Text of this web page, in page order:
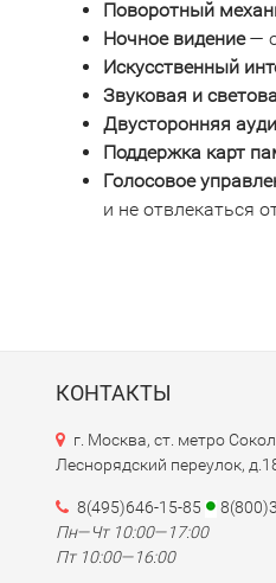
Поворотный
Ночное видение—
Искусственный
Звуковая и
Двусторонняя
Поддержка карт
Голосовое
и не отвлекаться
КОНТАКТЫ
г. Москва, ст. метро
Леснорядский переулок,
8(495)646-15-85
Пн—Чт 10:00—17:00
Пт 10:00—16:00